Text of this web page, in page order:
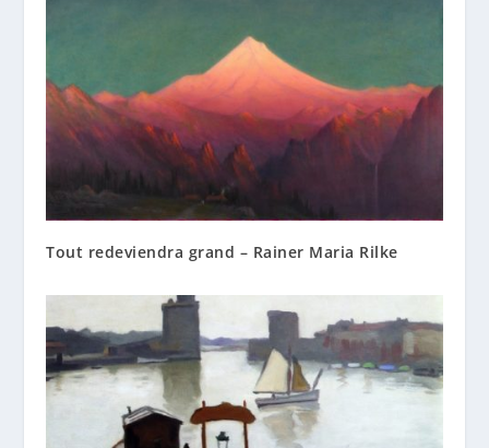
Tout redeviendra grand – Rainer Maria Rilke